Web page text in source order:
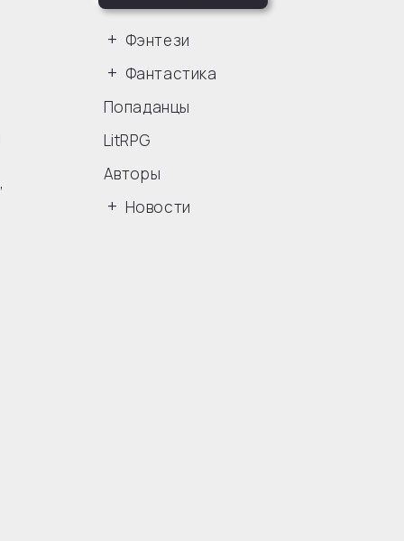
,
Фэнтези
Фантастика
Попаданцы
LitRPG
Авторы
Новости